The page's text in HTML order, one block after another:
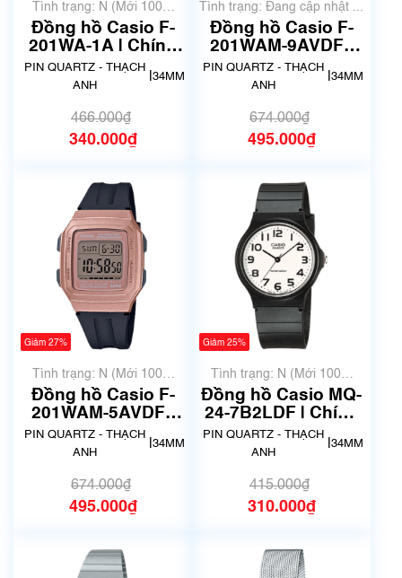
Tình trạng: N (Mới 100%
chưa qua sử dụng)
Đồng hồ Casio F-
201WA-1A | Chính
hãng
PIN QUARTZ - THẠCH
ANH
34MM
466.000₫
340.000₫
Tình trạng: Đang cập nhật ...
Đồng hồ Casio F-
201WAM-9AVDF |
Chính hãng
PIN QUARTZ - THẠCH
ANH
34MM
674.000₫
495.000₫
Giảm 27%
Tình trạng: N (Mới 100%
chưa qua sử dụng)
Đồng hồ Casio F-
201WAM-5AVDF |
Chính hãng
PIN QUARTZ - THẠCH
ANH
34MM
674.000₫
495.000₫
Giảm 25%
Tình trạng: N (Mới 100%
chưa qua sử dụng)
Đồng hồ Casio MQ-
24-7B2LDF | Chính
hãng
PIN QUARTZ - THẠCH
ANH
34MM
415.000₫
310.000₫